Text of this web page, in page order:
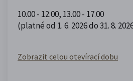
10.00 - 12.00, 13.00 - 17.00
(platné od 1. 6. 2026 do 31. 8.
Zobrazit celou otevírací dobu